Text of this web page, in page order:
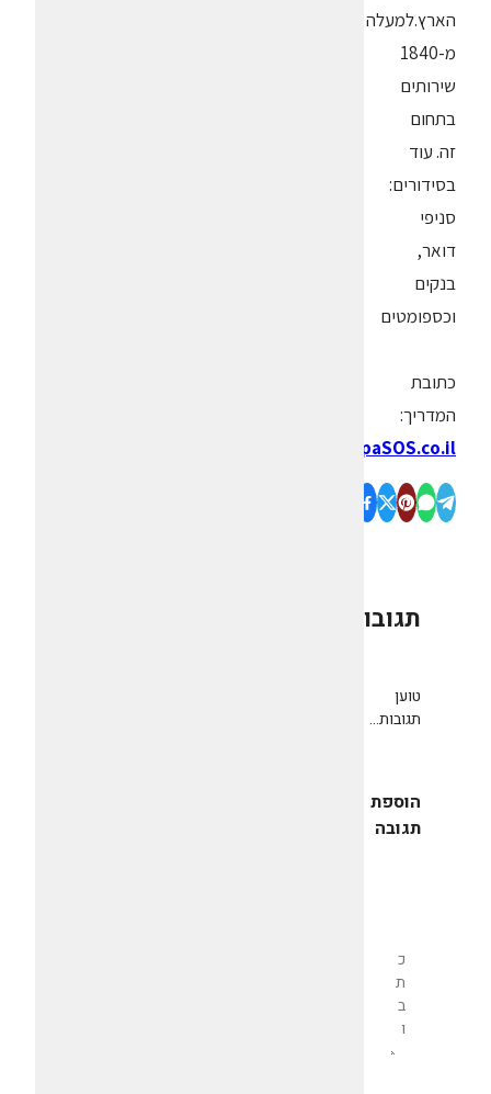
הארץ.למעלה
מ-1840
שירותים
בתחום
זה. עוד
בסידורים:
סניפי
דואר,
בנקים
וכספומטים
כתובת
המדריך:
www.mapaSOS.co.il
תגובות
טוען
תגובות...
הוספת
תגובה